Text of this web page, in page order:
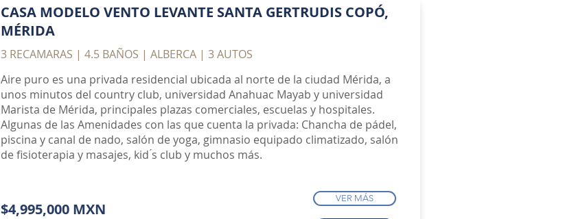
CASA MODELO VENTO LEVANTE SANTA GERTRUDIS COPÓ,
MÉRIDA
3 RECAMARAS | 4.5 BAÑOS | ALBERCA | 3 AUTOS
Aire puro es una privada residencial ubicada al norte de la ciudad Mérida, a
unos minutos del country club, universidad Anahuac Mayab y universidad
Marista de Mérida, principales plazas comerciales, escuelas y hospitales.
Algunas de las Amenidades con las que cuenta la privada: Chancha de pádel,
piscina y canal de nado, salón de yoga, gimnasio equipado climatizado, salón
de fisioterapia y masajes, kid ́s club y muchos más.
$4,995,000 MXN
VER MÁS